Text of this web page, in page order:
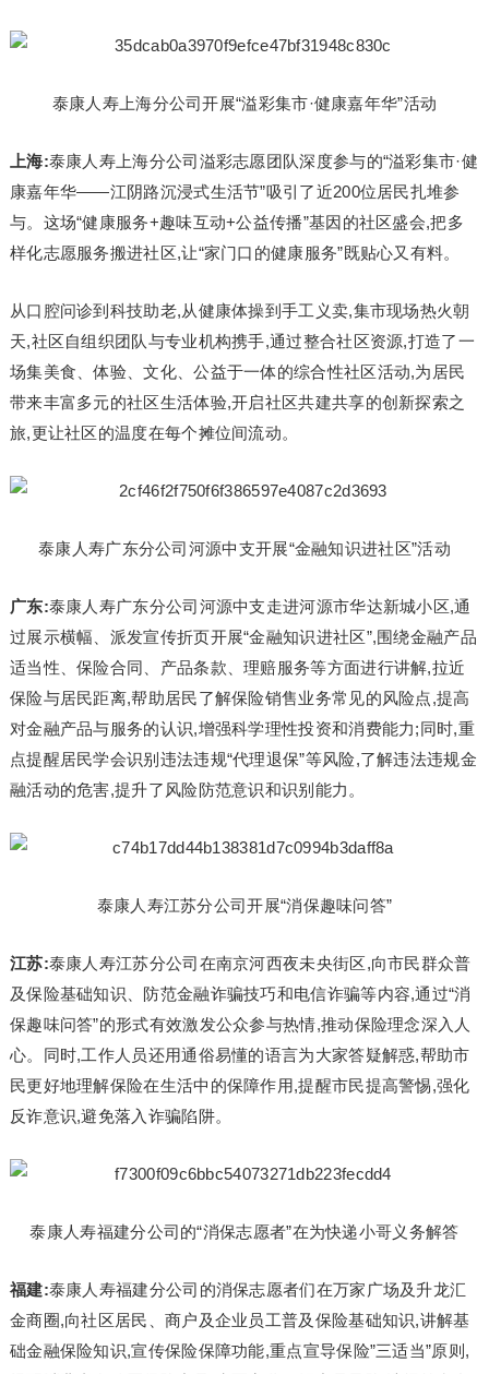
泰康人寿上海分公司开展“溢彩集市·健康嘉年华”活动
上海:泰康人寿上海分公司溢彩志愿团队深度参与的“溢彩集市·健
康嘉年华——江阴路沉浸式生活节”吸引了近200位居民扎堆参
与。这场“健康服务+趣味互动+公益传播”基因的社区盛会,把多
样化志愿服务搬进社区,让“家门口的健康服务”既贴心又有料。
从口腔问诊到科技助老,从健康体操到手工义卖,集市现场热火朝
天,社区自组织团队与专业机构携手,通过整合社区资源,打造了一
场集美食、体验、文化、公益于一体的综合性社区活动,为居民
带来丰富多元的社区生活体验,开启社区共建共享的创新探索之
旅,更让社区的温度在每个摊位间流动。
泰康人寿广东分公司河源中支开展“金融知识进社区”活动
广东:泰康人寿广东分公司河源中支走进河源市华达新城小区,通
过展示横幅、派发宣传折页开展“金融知识进社区”,围绕金融产品
适当性、保险合同、产品条款、理赔服务等方面进行讲解,拉近
保险与居民距离,帮助居民了解保险销售业务常见的风险点,提高
对金融产品与服务的认识,增强科学理性投资和消费能力;同时,重
点提醒居民学会识别违法违规“代理退保”等风险,了解违法违规金
融活动的危害,提升了风险防范意识和识别能力。
泰康人寿江苏分公司开展“消保趣味问答”
江苏:泰康人寿江苏分公司在南京河西夜未央街区,向市民群众普
及保险基础知识、防范金融诈骗技巧和电信诈骗等内容,通过“消
保趣味问答”的形式有效激发公众参与热情,推动保险理念深入人
心。同时,工作人员还用通俗易懂的语言为大家答疑解惑,帮助市
民更好地理解保险在生活中的保障作用,提醒市民提高警惕,强化
反诈意识,避免落入诈骗陷阱。
泰康人寿福建分公司的“消保志愿者”在为快递小哥义务解答
福建:泰康人寿福建分公司的消保志愿者们在万家广场及升龙汇
金商圈,向社区居民、商户及企业员工普及保险基础知识,讲解基
础金融保险知识,宣传保险保障功能,重点宣导保险”三适当”原则,